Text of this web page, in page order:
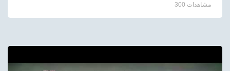
300 مشاهدات